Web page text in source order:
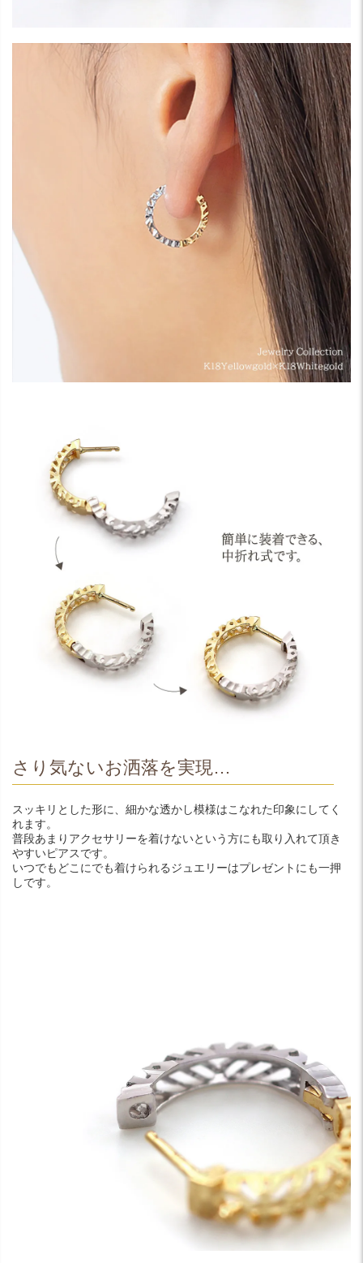
さり気ないお洒落を実現…
スッキリとした形に、細かな透かし模様はこなれた印象にしてく
れます。
普段あまりアクセサリーを着けないという方にも取り入れて頂き
やすいピアスです。
いつでもどこにでも着けられるジュエリーはプレゼントにも一押
しです。